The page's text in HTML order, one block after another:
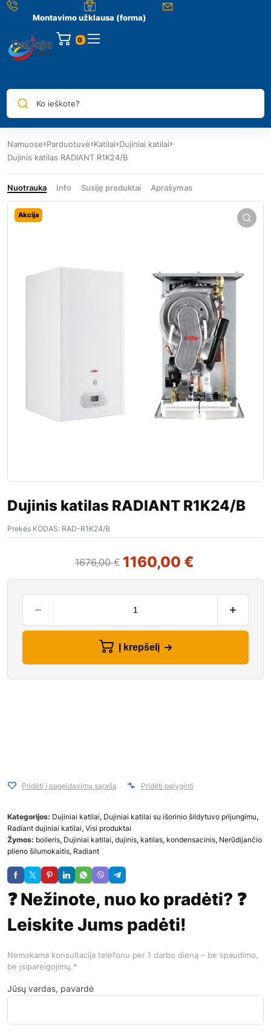
Montavimo užklausa (forma)
0
Ko ieškote?
Namuose Parduotuvė Katilai Dujiniai katilai
Dujinis katilas RADIANT R1K24/B
Nuotrauka Info Susiję produktai Aprašymas
Akcija
Dujinis katilas RADIANT R1K24/B
Prekės KODAS: RAD-R1K24/B
1676,00€ 1160,00 €
Į krepšelį
Pridėti į pageidavimų sąrašą Pridėti palyginti
Kategorijos: Dujiniai katilai, Dujiniai katilai su išorinio šildytuvo prijungimu,
Radiant dujiniai katilai, Visi produktai
Žymos: boileris, Dujiniai katilai, dujinis, katilas, kondensacinis, Nerūdijančio
plieno šilumokaitis, Radiant
❓ Nežinote, nuo ko pradėti? ❓
Leiskite Jums padėti!
Nemokama konsultacija telefonu per 1 darbo dieną – be spaudimo,
be įsipareigojimų.*
Jūsų vardas, pavardė